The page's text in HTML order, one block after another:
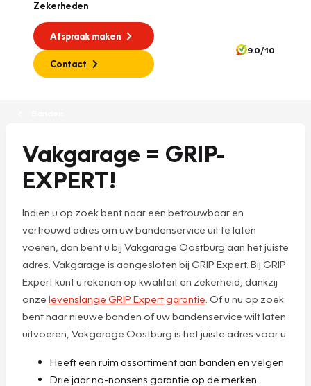
Zekerheden
Afspraak maken
Contact
9.0/10
Vakgarage = GRIP-
EXPERT!
Indien u op zoek bent naar een betrouwbaar en
vertrouwd adres om uw bandenservice uit te laten
voeren, dan bent u bij Vakgarage Oostburg aan het juiste
adres. Vakgarage is aangesloten bij GRIP Expert. Bij GRIP
Expert kunt u rekenen op kwaliteit en zekerheid, dankzij
onze levenslange GRIP Expert garantie . Of u nu op zoek
bent naar nieuwe banden of uw bandenservice wilt laten
uitvoeren, Vakgarage Oostburg is het juiste adres voor u.
Heeft een ruim assortiment aan banden en velgen
Drie jaar no-nonsens garantie op de merken